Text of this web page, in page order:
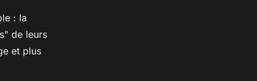
: la
de leurs
et plus